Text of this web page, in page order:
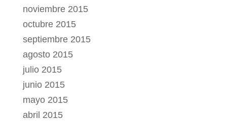
noviembre 2015
octubre 2015
septiembre 2015
agosto 2015
julio 2015
junio 2015
mayo 2015
abril 2015